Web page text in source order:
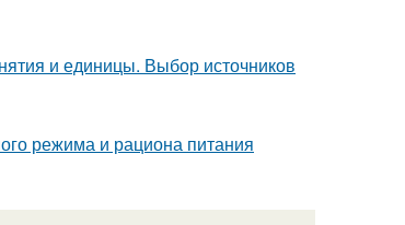
и единицы. Выбор источников
режима и рациона питания